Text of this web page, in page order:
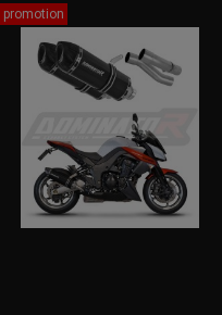
promotion